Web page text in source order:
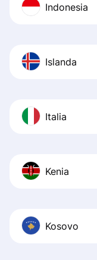
Indonesia
Islanda
Italia
Kenia
Kosovo